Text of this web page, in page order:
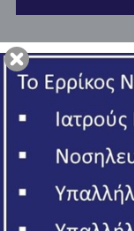
Copyright ©